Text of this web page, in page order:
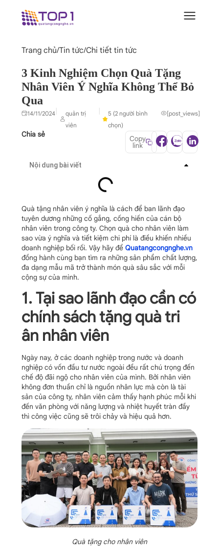
Trang chủ/Tin tức/Chi tiết tin tức
3 Kinh Nghiệm Chọn Quà Tặng
Nhân Viên Ý Nghĩa Không Thể Bỏ
Qua
14/11/2024|
quản trị
viên
|
5 (2 người bình
chọn)
[post_views]
Chia sẻ Copy
link
Nội dung bài viết
Quà tặng nhân viên ý nghĩa là cách để ban lãnh đạo
tuyên dương những cố gắng, cống hiến của cán bộ
nhân viên trong công ty. Chọn quà cho nhân viên làm
sao vừa ý nghĩa và tiết kiệm chi phí là điều khiến nhiều
doanh nghiệp bối rối. Vậy hãy để Quatangcongnghe.vn
đồng hành cùng bạn tìm ra những sản phẩm chất lượng,
đa dạng mẫu mã trở thành món quà sâu sắc với mỗi
cộng sự của mình.
1. Tại sao lãnh đạo cần có
chính sách tặng quà tri
ân nhân viên
Ngày nay, ở các doanh nghiệp trong nước và doanh
nghiệp có vốn đầu tư nước ngoài đều rất chú trọng đến
chế độ đãi ngộ cho nhân viên của mình. Bởi nhân viên
không đơn thuần chỉ là nguồn nhân lực mà còn là tài
sản của công ty, nhân viên cảm thấy hạnh phúc mỗi khi
đến văn phòng với năng lượng và nhiệt huyết tràn đầy
thì công việc cũng sẽ trôi chảy và hiệu quả hơn.
Quà tặng cho nhân viên